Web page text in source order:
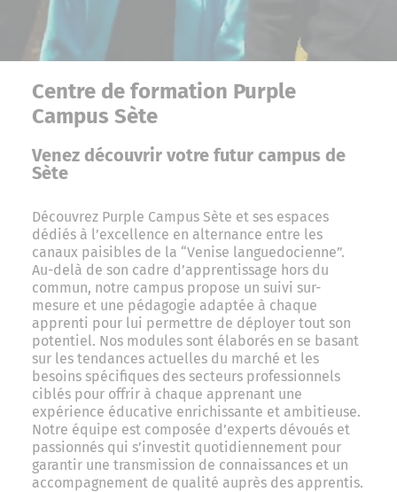
Centre de formation Purple
Campus Sète
Venez découvrir votre futur campus de
Sète
Découvrez Purple Campus Sète et ses espaces
dédiés à l’excellence en alternance entre les
canaux paisibles de la “Venise languedocienne”.
Au-delà de son cadre d’apprentissage hors du
commun, notre campus propose un suivi sur-
mesure et une pédagogie adaptée à chaque
apprenti pour lui permettre de déployer tout son
potentiel. Nos modules sont élaborés en se basant
sur les tendances actuelles du marché et les
besoins spécifiques des secteurs professionnels
ciblés pour offrir à chaque apprenant une
expérience éducative enrichissante et ambitieuse.
Notre équipe est composée d’experts dévoués et
passionnés qui s’investit quotidiennement pour
garantir une transmission de connaissances et un
accompagnement de qualité auprès des apprentis.